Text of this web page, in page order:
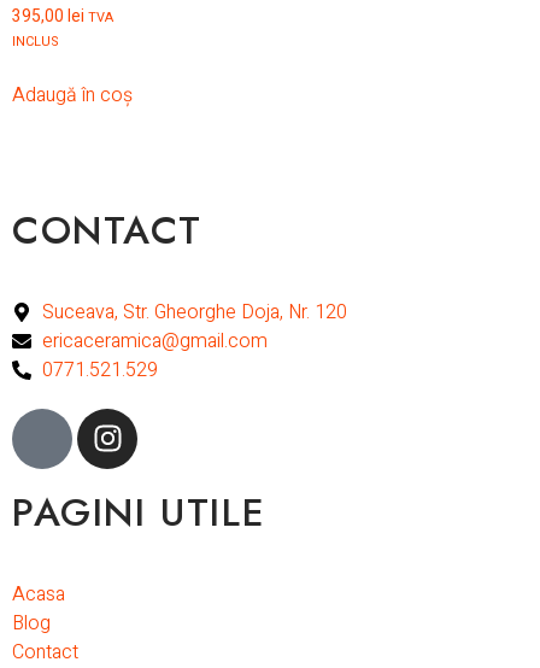
395,00 lei TVA
INCLUS
Adaugă în coș
CONTACT
Suceava, Str. Gheorghe Doja, Nr. 120
ericaceramica@gmail.com
0771.521.529
PAGINI UTILE
Acasa
Blog
Contact